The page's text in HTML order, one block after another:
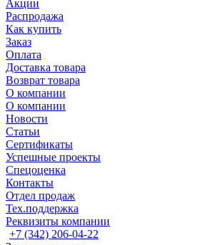
Акции
Распродажа
Как купить
Заказ
Оплата
Доставка товара
Возврат товара
О компании
О компании
Новости
Статьи
Сертификаты
Успешные проекты
Спецоценка
Контакты
Отдел продаж
Тех.поддержка
Реквизиты компании
+7 (342) 206-04-22